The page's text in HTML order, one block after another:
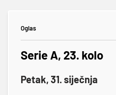
Oglas
Serie A, 23. kolo
Petak, 31. siječnja